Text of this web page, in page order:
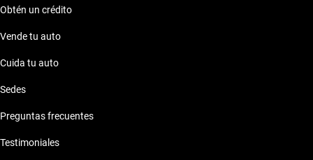
Obtén un crédito
Vende tu auto
Cuida tu auto
Sedes
Preguntas frecuentes
Testimoniales